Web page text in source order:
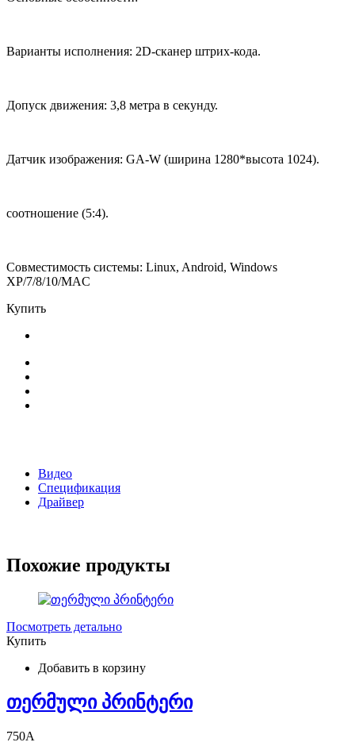
Варианты исполнения: 2D-сканер штрих-кода.
Допуск движения: 3,8 метра в секунду.
Датчик изображения: GA-W (ширина 1280*высота 1024).
соотношение (5:4).
Совместимость системы: Linux, Android, Windows
XP/7/8/10/MAC
Купить
Видео
Спецификация
Драйвер
Похожие продукты
Посмотреть детально
Купить
Добавить в корзину
თერმული პრინტერი
750A